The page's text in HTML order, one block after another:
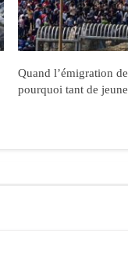
Quand l’émigration
pourquoi tant de